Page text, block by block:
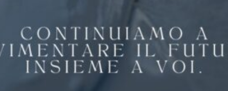
Elementi Distintivi